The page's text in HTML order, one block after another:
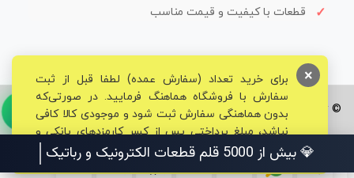
قطعات با کیفیت و قیمت مناسب
© تمامی حقوق برای فروشگاه تخصصی قم الکترونیک محفوظ می‌باشد.
برای خرید تعداد (سفارش عمده) لطفا قبل از ثبت
سفارش با فروشگاه هماهنگ فرمایید. در صورتی‌که
بدون هماهنگی سفارش ثبت شود و موجودی کالا کافی
نباشد، مبلغ پرداختی پس از کسر کارمزدهای بانکی و
مالیاتی به حساب شما بازگشت داده خواهد شد.
×
💎 بیش از 5000 قلم قطعات الکترونیک و رباتیک